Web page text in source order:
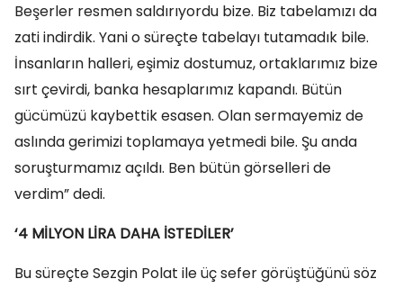
Beşerler resmen saldırıyordu bize. Biz tabelamızı da
zati indirdik. Yani o süreçte tabelayı tutamadık bile.
İnsanların halleri, eşimiz dostumuz, ortaklarımız bize
sırt çevirdi, banka hesaplarımız kapandı. Bütün
gücümüzü kaybettik esasen. Olan sermayemiz de
aslında gerimizi toplamaya yetmedi bile. Şu anda
soruşturmamız açıldı. Ben bütün görselleri de
verdim” dedi.
‘4 MİLYON LİRA DAHA İSTEDİLER’
Bu süreçte Sezgin Polat ile üç sefer görüştüğünü söz